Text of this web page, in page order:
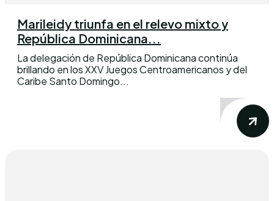
Marileidy triunfa en el relevo mixto y
República Dominicana...
La delegación de República Dominicana continúa
brillando en los XXV Juegos Centroamericanos y del
Caribe Santo Domingo...